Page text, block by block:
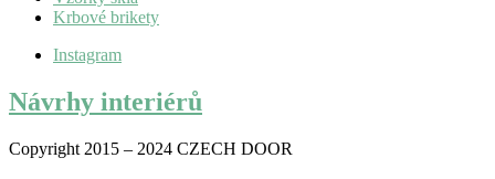
Krbové brikety
Instagram
Návrhy interiérů
Copyright 2015 – 2024 CZECH DOOR